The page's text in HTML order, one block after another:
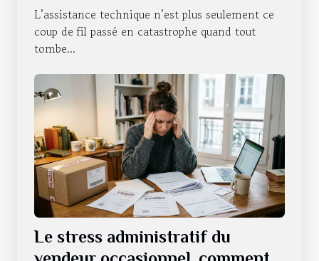
durée
L’assistance technique n’est plus seulement ce
coup de fil passé en catastrophe quand tout
tombe...
Le stress administratif du